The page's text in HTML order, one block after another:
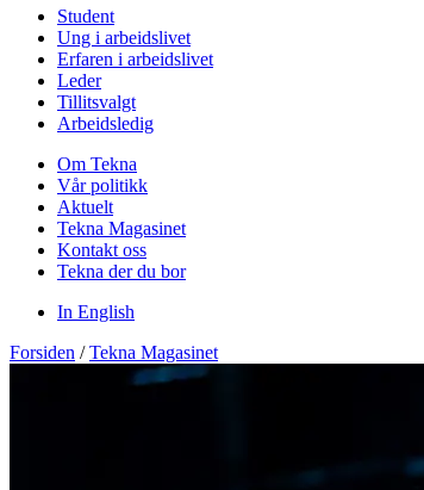
Student
Ung i arbeidslivet
Erfaren i arbeidslivet
Leder
Tillitsvalgt
Arbeidsledig
Om Tekna
Vår politikk
Aktuelt
Tekna Magasinet
Kontakt oss
Tekna der du bor
In English
Forsiden / Tekna Magasinet